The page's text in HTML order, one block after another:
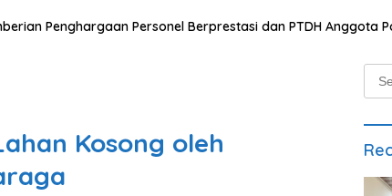
Penghargaan Personel Berprestasi dan PTDH Anggota
Kosong oleh
for: